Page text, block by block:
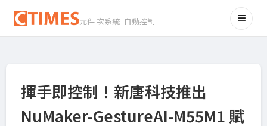
元件 次系統 自動控制
揮手即控制！新唐科技推出
NuMaker-GestureAI-M55M1 賦